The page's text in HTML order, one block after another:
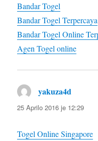
Bandar Togel
Bandar Togel Terpercaya
Bandar Togel Online
Agen Togel online
yakuza4d
25 Aprilo 2016 je 12:29
Togel Online Singapore